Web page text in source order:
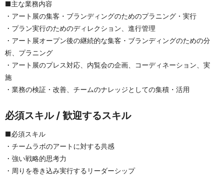
■主な業務内容
・アート展の集客・ブランディングのためのプラニング・実行
・プラン実行のためのディレクション、進行管理
・アート展オープン後の継続的な集客・ブランディングのための分
析、プラニング
・アート展のプレス対応、内覧会の企画、コーディネーション、実
施
・業務の検証・改善、チームのナレッジとしての集積・活用
必須スキル / 歓迎するスキル
■必須スキル
・チームラボのアートに対する共感
・強い戦略的思考力
・周りを巻き込み実行するリーダーシップ